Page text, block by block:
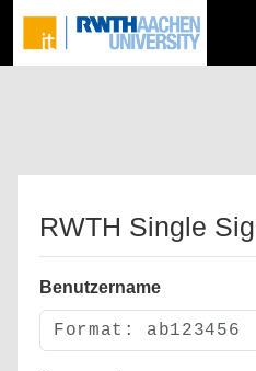
RWTH Single
Benutzername